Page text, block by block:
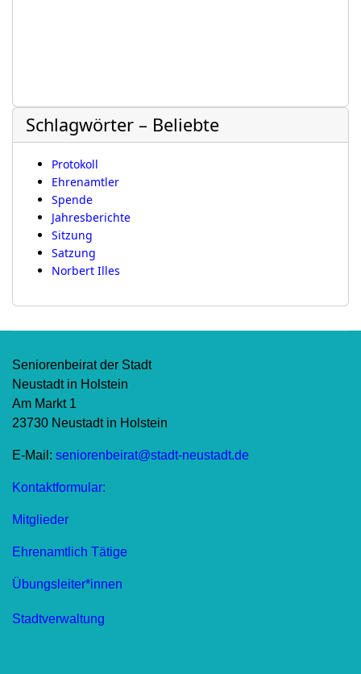
Schlagwörter – Beliebte
Protokoll
Ehrenamtler
Spende
Jahresberichte
Sitzung
Satzung
Norbert Illes
Seniorenbeirat der Stadt
Neustadt in Holstein
Am Markt 1
23730 Neustadt in Holstein
E-Mail: seniorenbeirat@stadt-neustadt.de
Kontaktformular:
Mitglieder
Ehrenamtlich Tätige
Übungsleiter*innen
Stadtverwaltung